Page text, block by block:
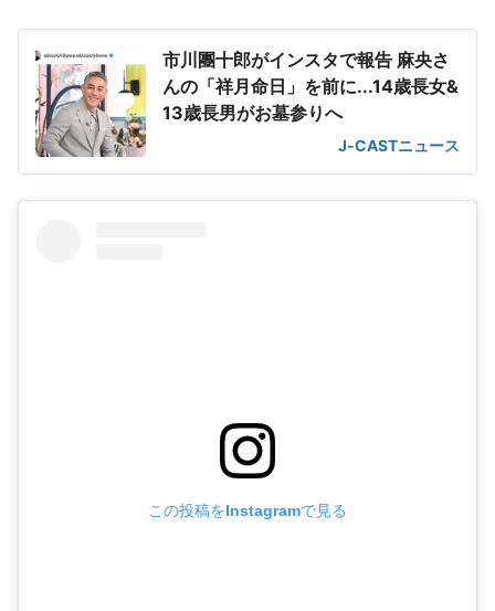
市川團十郎がインスタで報告 麻央さ
んの「祥月命日」を前に...14歳長女&
13歳長男がお墓参りへ
J-CASTニュース
この投稿をInstagramで見る